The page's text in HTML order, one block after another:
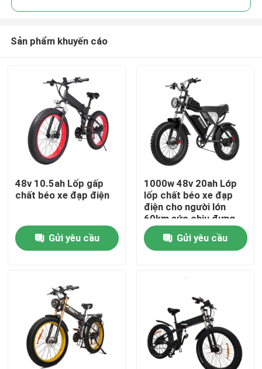
Trang chủ
Về chúng tôi
Sản phẩm khuyến cáo
48v 10.5ah Lốp gấp
chất béo xe đạp điện
Gửi yêu cầu
1000w 48v 20ah Lớp
lốp chất béo xe đạp
điện cho người lớn
60km sức chịu đựng
Gửi yêu cầu